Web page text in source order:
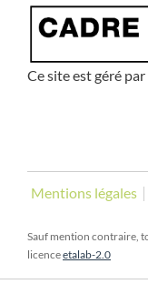
Ce site est géré
Mentions légales
Sauf mention contraire,
licenceetalab-2.0